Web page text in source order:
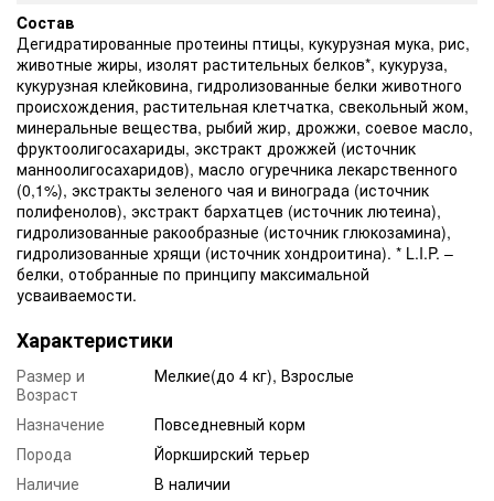
Cостав
Дегидратированные протеины птицы, кукурузная мука, рис,
животные жиры, изолят растительных белков*, кукуруза,
кукурузная клейковина, гидролизованные белки животного
происхождения, растительная клетчатка, свекольный жом,
минеральные вещества, рыбий жир, дрожжи, соевое масло,
фруктоолигосахариды, экстракт дрожжей (источник
манноолигосахаридов), масло огуречника лекарственного
(0,1%), экстракты зеленого чая и винограда (источник
полифенолов), экстракт бархатцев (источник лютеина),
гидролизованные ракообразные (источник глюкозамина),
гидролизованные хрящи (источник хондроитина). * L.I.P. –
белки, отобранные по принципу максимальной
усваиваемости.
Характеристики
Размер и
Возраст
Мелкие(до 4 кг), Взрослые
Назначение
Повседневный корм
Порода
Йоркширский терьер
Наличие
В наличии